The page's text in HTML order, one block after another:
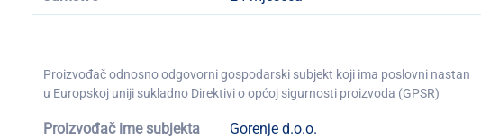
Proizvođač odnosno odgovorni gospodarski subjekt koji ima poslovni nastan
u Europskoj uniji sukladno Direktivi o općoj sigurnosti proizvoda (GPSR)
Proizvođač ime subjekta Gorenje d.o.o.